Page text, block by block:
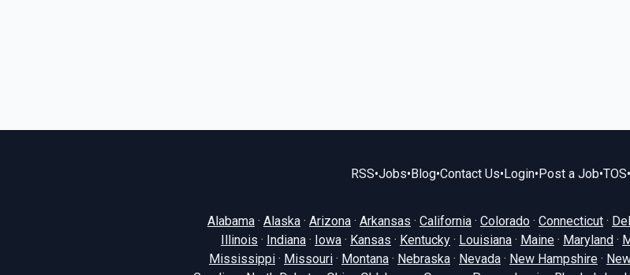
RSS•Jobs•Blog•Contact Us•Login•Post a Job•TOS•
Alabama · Alaska · Arizona · Arkansas · California · Colorado · Connecticut ·
Illinois · Indiana · Iowa · Kansas · Kentucky · Louisiana · Maine · Maryland ·
Mississippi · Missouri · Montana · Nebraska · Nevada · New Hampshire ·